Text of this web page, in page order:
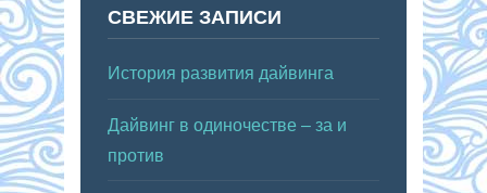
СВЕЖИЕ ЗАПИСИ
История развития дайвинга
Дайвинг в одиночестве – за и
против